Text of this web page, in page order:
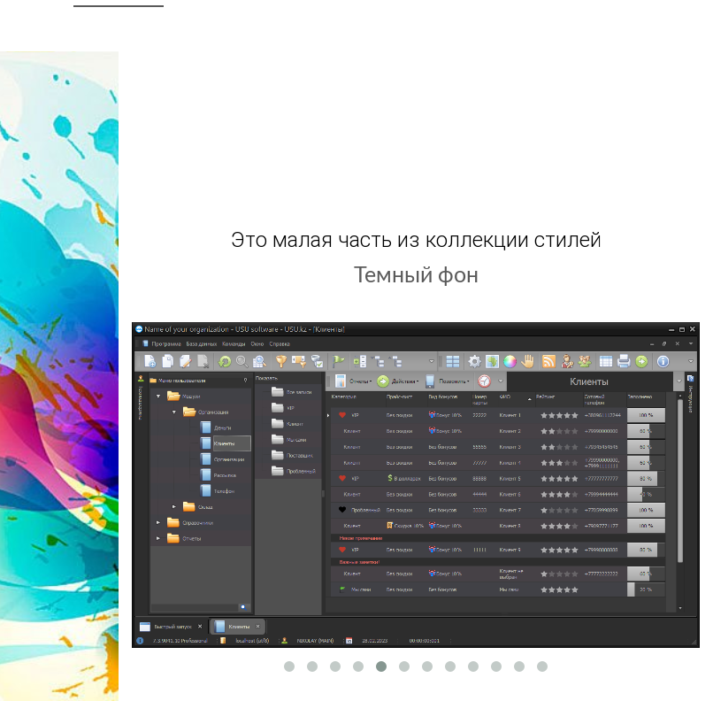
Это малая часть из коллекции стилей
Чистые небеса